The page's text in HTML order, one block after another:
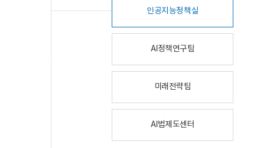
인공지능정책실
AI정책연구팀
미래전략팀
AI법제도센터